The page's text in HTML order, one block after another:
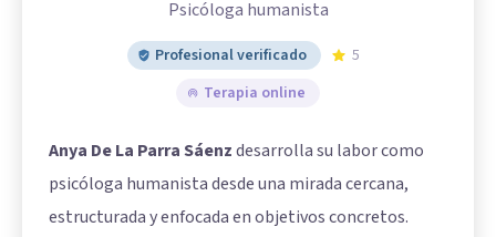
Psicóloga humanista
Profesional verificado
5
Terapia online
Anya De La Parra Sáenzdesarrolla su labor como
psicóloga humanista desde una mirada cercana,
estructurada y enfocada en objetivos concretos.